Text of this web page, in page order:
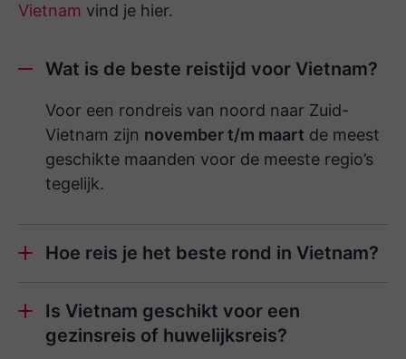
Vietnam vind je hier.
Wat is de beste reistijd voor Vietnam?
Voor een rondreis van noord naar Zuid-
Vietnam zijn november t/m maart de meest
geschikte maanden voor de meeste regio’s
tegelijk.
Hoe reis je het beste rond in Vietnam?
Is Vietnam geschikt voor een
gezinsreis of huwelijksreis?